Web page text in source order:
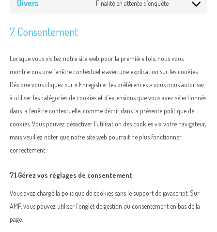
Divers Finalité en attente d’enquête
Consent
7. Consentement
Lorsque vous visitez notre site web pour la première fois, nous vous
montrerons une fenêtre contextuelle avec une explication sur les cookies.
Dès que vous cliquez sur « Enregistrer les préférences » vous nous autorisez
à utiliser les catégories de cookies et d’extensions que vous avez sélectionnés
dans la fenêtre contextuelle, comme décrit dans la présente politique de
cookies. Vous pouvez désactiver l’utilisation des cookies via votre navigateur,
mais veuillez noter que notre site web pourrait ne plus fonctionner
correctement.
7.1 Gérez vos réglages de consentement
Vous avez chargé la politique de cookies sans le support de javascript. Sur
AMP, vous pouvez utiliser l’onglet de gestion du consentement en bas de la
page.